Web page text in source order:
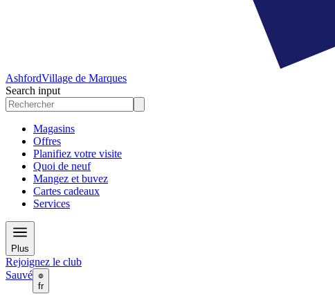
AshfordVillage de Marques
Search input
Magasins
Offres
Planifiez votre visite
Quoi de neuf
Mangez et buvez
Cartes cadeaux
Services
Plus
Rejoignez le club
Sauvé
fr